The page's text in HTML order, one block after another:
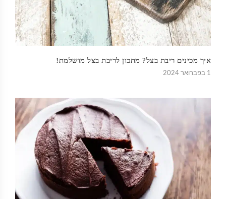
איך מכינים ריבת בצל? מתכון לריבת בצל מושלמת!
1 בפברואר 2024